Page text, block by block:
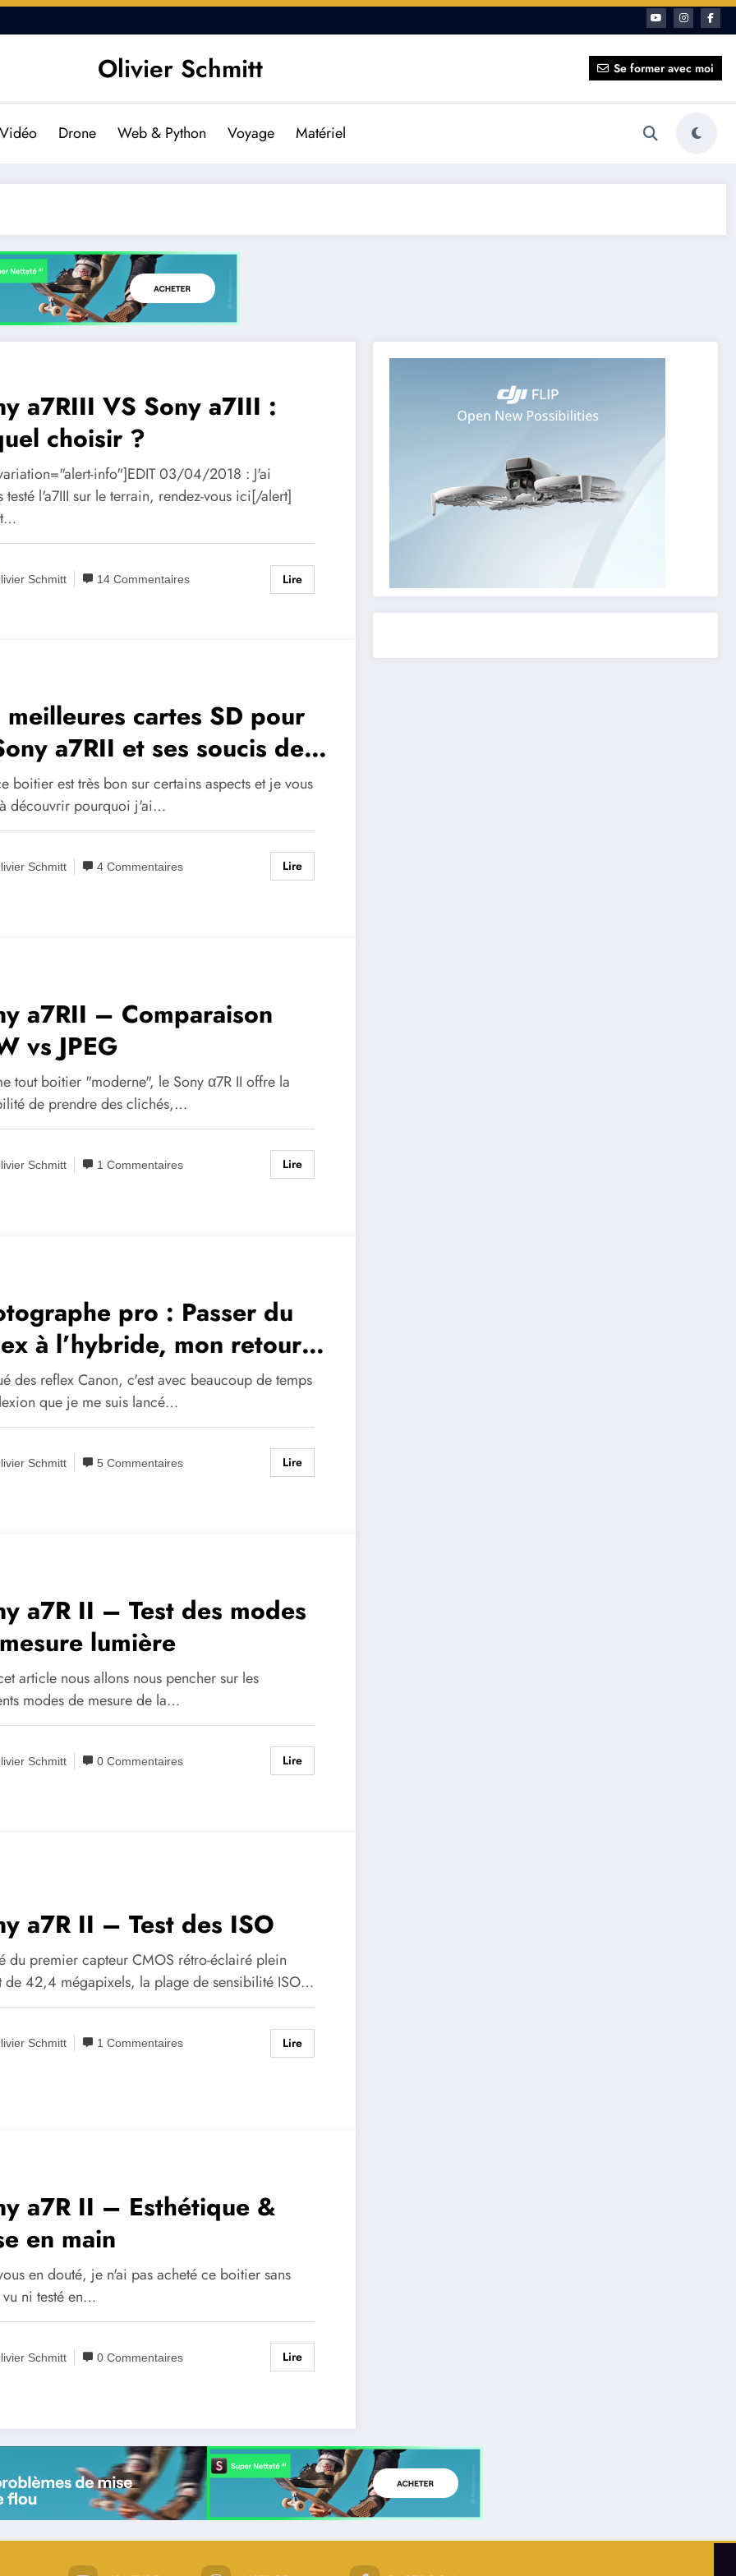
Olivier Schmitt Se former avec moi
Vidéo Drone Web & Python Voyage Matériel
a7RIII VS Sony a7III :
choisir ?
info"]EDIT 03/04/2018 : J'ai
testé l'a7III sur le terrain, rendez-vous ici[/alert]
Schmitt 14 Commentaires Lire
meilleures cartes SD pour
a7RII et ses soucis de
d’écriture
boitier est très bon sur certains aspects et je vous
découvrir pourquoi j'ai…
Schmitt 4 Commentaires Lire
a7RII – Comparaison
vs JPEG
tout boitier "moderne", le Sony α7R II offre la
de prendre des clichés,…
Schmitt 1 Commentaires Lire
pro : Passer du
à l’hybride, mon retour
des reflex Canon, c'est avec beaucoup de temps
que je me suis lancé…
Schmitt 5 Commentaires Lire
a7R II – Test des modes
lumière
article nous allons nous pencher sur les
modes de mesure de la…
Schmitt 0 Commentaires Lire
a7R II – Test des ISO
du premier capteur CMOS rétro-éclairé plein
de 42,4 mégapixels, la plage de sensibilité ISO…
Schmitt 1 Commentaires Lire
a7R II – Esthétique &
en main
en douté, je n'ai pas acheté ce boitier sans
ni testé en…
Schmitt 0 Commentaires Lire